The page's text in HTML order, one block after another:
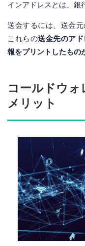
インアドレスとは、銀
送金するには、送金元
これらの送金先のア
報をプリントしたもの
コールドウ
メリット